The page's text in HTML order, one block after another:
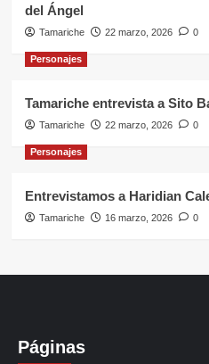
del Ángel
Tamariche 22 marzo, 2026 0
Personajes
Tamariche entrevista a Sito
Tamariche 22 marzo, 2026 0
Personajes
Entrevistamos a Haridian
Tamariche 16 marzo, 2026 0
Páginas